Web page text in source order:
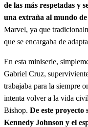
de las más respetadas y
una extraña al mundo de
Marvel, ya que
que se encargaba de
En esta miniserie,
Gabriel Cruz,
trabajaba para la siempre
intenta volver a la vida
Bishop. De este proyecto
Kennedy Johnson y el